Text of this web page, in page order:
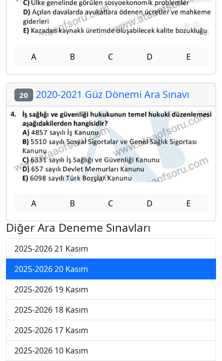
A B C D E
20 2020-2021 Güz Dönemi Ara Sınavı
A B C D E
Diğer Ara Deneme Sınavları
2025-2026 21 Kasım
2025-2026 20 Kasım
2025-2026 19 Kasım
2025-2026 18 Kasım
2025-2026 17 Kasım
2025-2026 10 Kasım